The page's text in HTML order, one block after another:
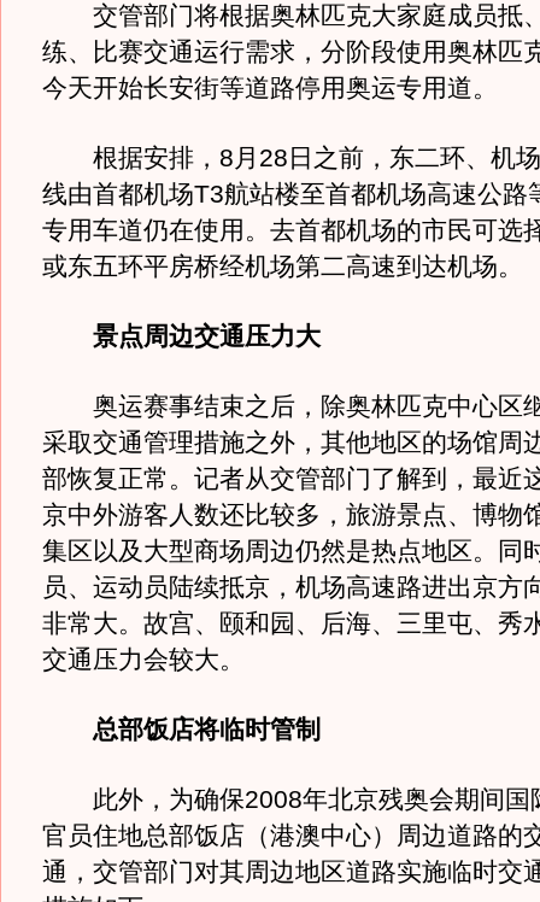
交管部门将根据奥林匹克大家庭成员抵
练、比赛交通运行需求，分阶段使用奥林匹
今天开始长安街等道路停用奥运专用道。
根据安排，8月28日之前，东二环、机场
线由首都机场T3航站楼至首都机场高速公路
专用车道仍在使用。去首都机场的市民可选
或东五环平房桥经机场第二高速到达机场。
景点周边交通压力大
奥运赛事结束之后，除奥林匹克中心区
采取交通管理措施之外，其他地区的场馆周
部恢复正常。记者从交管部门了解到，最近
京中外游客人数还比较多，旅游景点、博物
集区以及大型商场周边仍然是热点地区。同
员、运动员陆续抵京，机场高速路进出京方
非常大。故宫、颐和园、后海、三里屯、秀
交通压力会较大。
总部饭店将临时管制
此外，为确保2008年北京残奥会期间国
官员住地总部饭店（港澳中心）周边道路的
通，交管部门对其周边地区道路实施临时交